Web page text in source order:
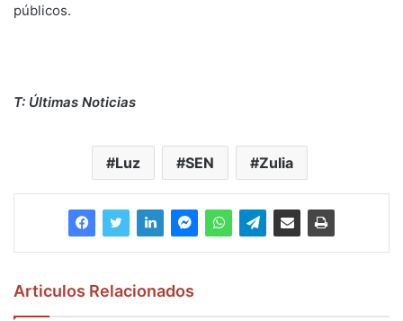
públicos.
T: Últimas Noticias
Luz SEN Zulia
Articulos Relacionados